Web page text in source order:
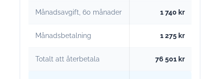
Månadsavgift, 60 månader 1 740 kr
Månadsbetalning 1 275 kr
Totalt att återbetala 76 501 kr